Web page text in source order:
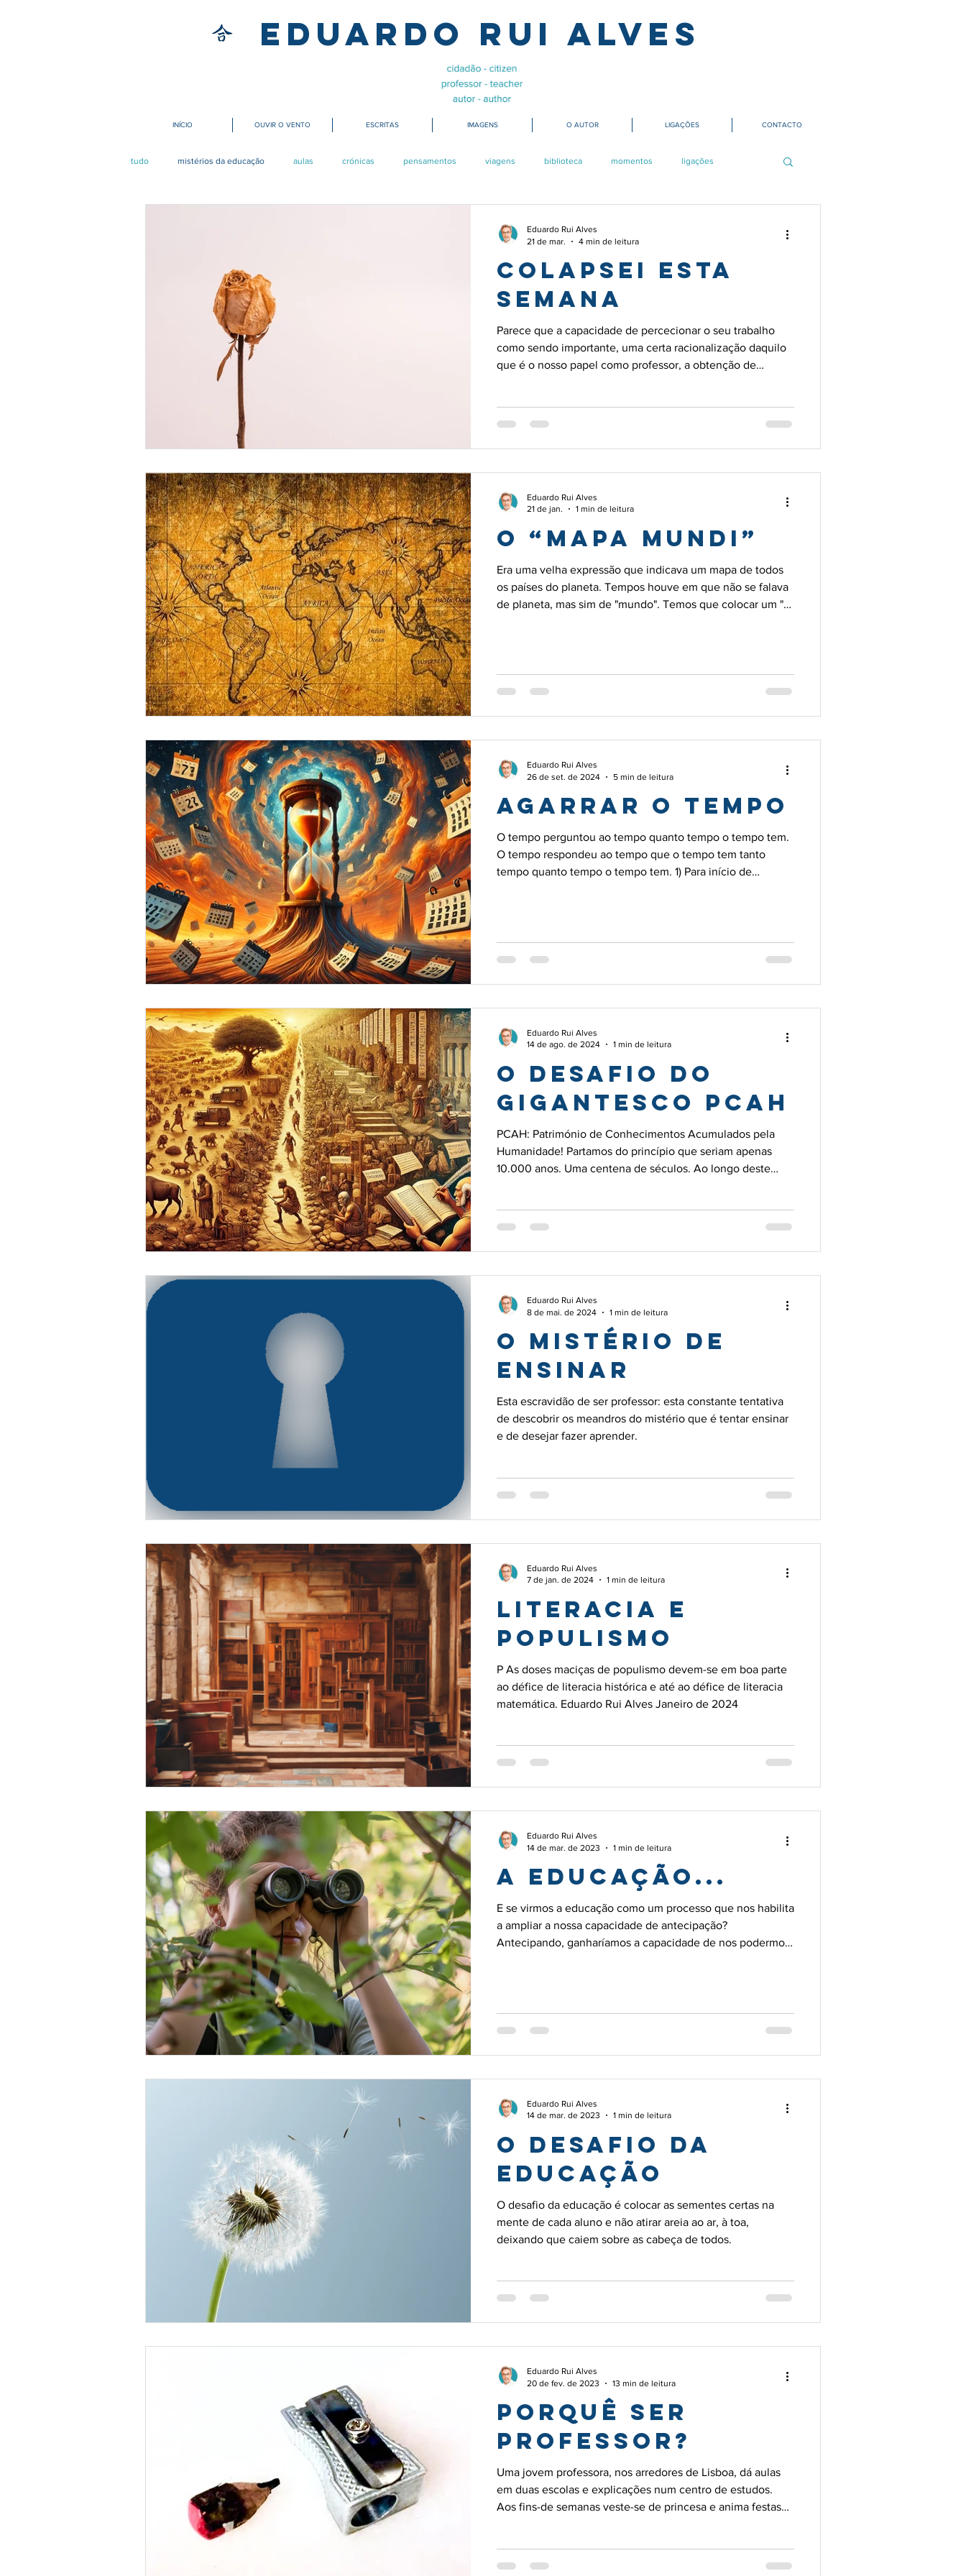
Eduardo Rui Alves
INÍCIO OUVIR O VENTO ESCRITAS IMAGENS O AUTOR LIGAÇÕES CONTACTO
tudo mistérios da educação aulas crónicas pensamentos viagens biblioteca momentos ligações
Colapsei esta
semana
Parece que a capacidade de percecionar o seu trabalho
como sendo importante, uma certa racionalização daquilo
que é o nosso papel como professor, a obtenção de
Eduardo Rui Alves
21 de mar.
4 min de leitura
O “mapa mundi”
Era uma velha expressão que indicava um mapa de todos
os países do planeta. Tempos houve em que não se falava
de planeta, mas sim de "mundo". Temos que colocar um "
Eduardo Rui Alves
21 de jan.
1 min de leitura
Agarrar o Tempo
O tempo perguntou ao tempo quanto tempo o tempo tem.
O tempo respondeu ao tempo que o tempo tem tanto
tempo quanto tempo o tempo tem. 1) Para início de
da Terra. É uma figura tão suprema que é pai de Zeus, o
chefe dos Deuses do Olimpo. Os romanos chamaram
Eduardo Rui Alves
26 de set. de 2024
5 min de leitura
O desafio do
gigantesco PCAH
PCAH: Património de Conhecimentos Acumulados pela
Humanidade! Partamos do princípio que seriam apenas
10.000 anos. Uma centena de séculos. Ao longo deste
sociedade: primeiro em aldeias e tribos e depois em
Eduardo Rui Alves
14 de ago. de 2024
1 min de leitura
O mistério de
ensinar
Esta escravidão de ser professor: esta constante tentativa
de descobrir os meandros do mistério que é tentar ensinar
e de desejar fazer aprender.
Eduardo Rui Alves
8 de mai. de 2024
1 min de leitura
Literacia e
populismo
P As doses maciças de populismo devem-se em boa parte
ao défice de literacia histórica e até ao défice de literacia
matemática. Eduardo Rui Alves Janeiro de 2024
Eduardo Rui Alves
7 de jan. de 2024
1 min de leitura
A EDUCAÇÃO...
E se virmos a educação como um processo que nos habilita
a ampliar a nossa capacidade de antecipação?
Antecipando, ganharíamos a capacidade de nos podermos
Eduardo Rui Alves
14 de mar. de 2023
1 min de leitura
O DESAFIO DA
EDUCAÇÃo
O desafio da educação é colocar as sementes certas na
mente de cada aluno e não atirar areia ao ar, à toa,
deixando que caiem sobre as cabeça de todos.
Eduardo Rui Alves
14 de mar. de 2023
1 min de leitura
Porquê ser
professor?
Uma jovem professora, nos arredores de Lisboa, dá aulas
em duas escolas e explicações num centro de estudos.
Aos fins-de semanas veste-se de princesa e anima festas
Eduardo Rui Alves
20 de fev. de 2023
13 min de leitura